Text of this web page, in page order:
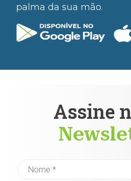
palma da sua mão.
Assine